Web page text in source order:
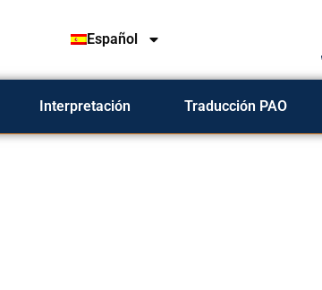
Español
Interpretación Traducción PAO